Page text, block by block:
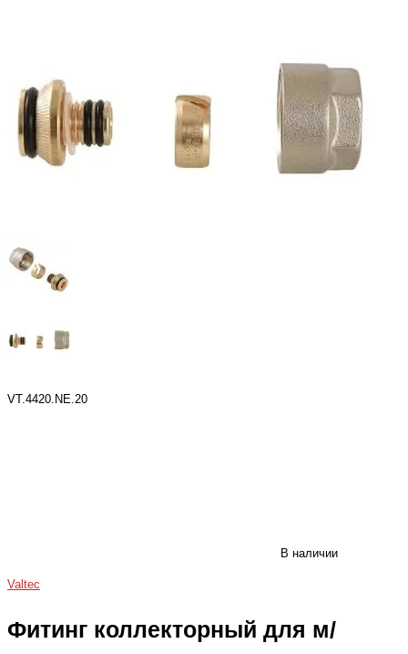
VT.4420.NE.20
В наличии
Valtec
Фитинг коллекторный для м/